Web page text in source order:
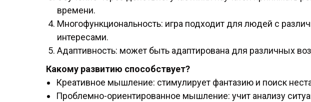
времени.
Многофункциональность: игра подходит для людей с
интересами.
Адаптивность: может быть адаптирована для различных
Какому развитию способствует?
Креативное мышление: стимулирует фантазию и поиск
Проблемно-ориентированное мышление: учит анализу